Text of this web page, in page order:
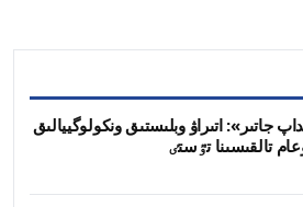
جاتىر»: اتىراۋ وبلىستىق ونكولوگييالىق
تالقىسىنا تٷستٸ